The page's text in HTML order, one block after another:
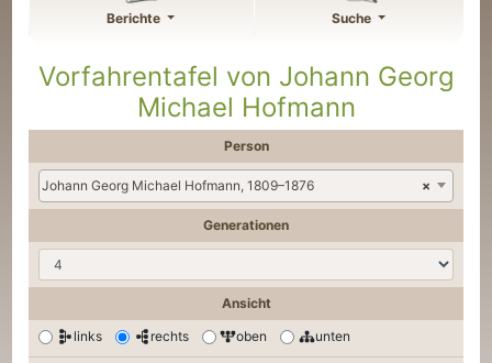
Berichte Suche
Vorfahrentafel von Johann Georg
Michael Hofmann
Person
×
Johann Georg Michael Hofmann, 1809–1876
Generationen
Ansicht
links rechts oben unten